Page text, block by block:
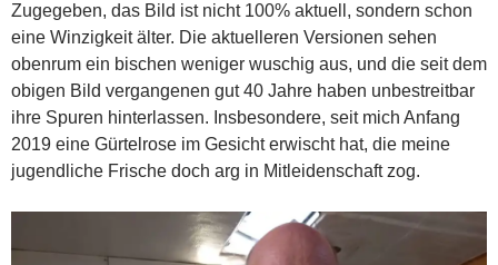
Zugegeben, das Bild ist nicht 100% aktuell, sondern schon
eine Winzigkeit älter. Die aktuelleren Versionen sehen
obenrum ein bischen weniger wuschig aus, und die seit dem
obigen Bild vergangenen gut 40 Jahre haben unbestreitbar
ihre Spuren hinterlassen. Insbesondere, seit mich Anfang
2019 eine Gürtelrose im Gesicht erwischt hat, die meine
jugendliche Frische doch arg in Mitleidenschaft zog.